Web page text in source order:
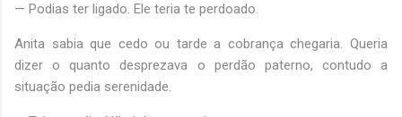
— Podias ter ligado. Ele teria te perdoado.
Anita sabia que cedo ou tarde a cobrança chegaria. Queria
dizer o quanto desprezava o perdão paterno, contudo a
situação pedia serenidade.